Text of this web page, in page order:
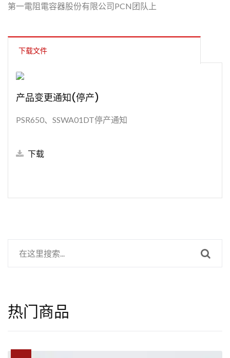
第一電阻電容器股份有限公司PCN团队上
下载文件
产品变更通知(停产)
PSR650、SSWA01DT停产通知
下载
热门商品